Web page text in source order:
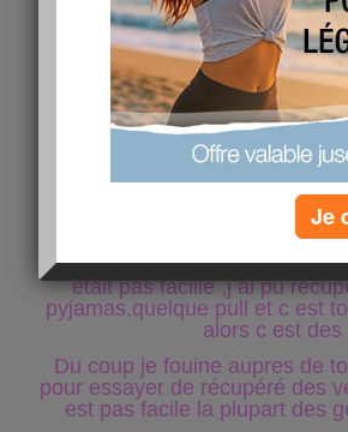
Sinon quand a moi je suis
semaines , bébé va bien
mal au ventre toute la
la masser avec de l huile sa
fois au lit le mal de ventre
dormi ,sinon se matin sa va, j
forme, je recommence a
gommage du corps et du
sèche ensuite crèmage avec
J ai commencer a trier les
mes filles pour voir ce que je
était pas facille ,j ai pu
pyjamas,quelque pull et c est
alors c est des
Du coup je fouine aupres de
pour essayer de récupéré des
est pas facile la plupart des
Je